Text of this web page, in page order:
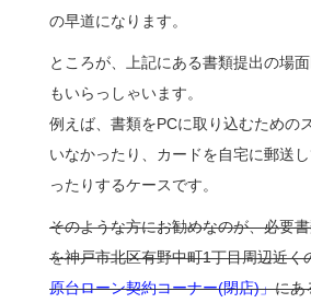
の早道になります。
ところが、上記にある書類提出の場
もいらっしゃいます。
例えば、書類をPCに取り込むための
いなかったり、カードを自宅に郵送
ったりするケースです。
そのような方にお勧めなのが、必要
を神戸市北区有野中町1丁目周辺近く
原台ローン契約コーナー(閉店)」にあ